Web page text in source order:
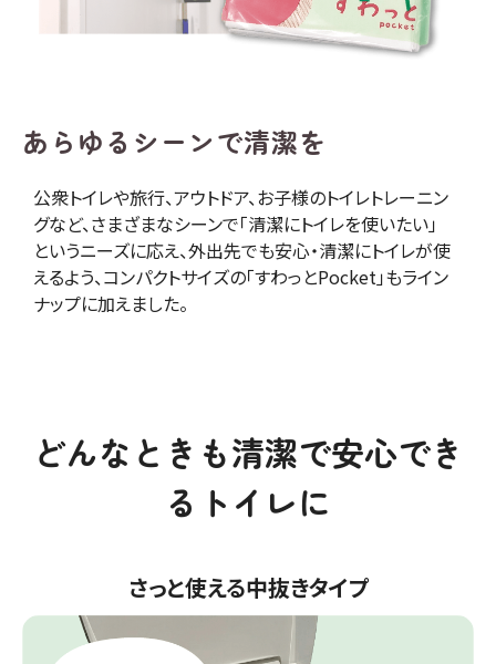
あらゆるシーンで清潔を
公衆トイレや旅行、アウトドア、お子様のトイレトレーニン
グなど、さまざまなシーンで「清潔にトイレを使いたい」
というニーズに応え、外出先でも安心・清潔にトイレが使
えるよう、コンパクトサイズの「すわっとPocket」もライン
ナップに加えました。
どんなときも清潔で安心でき
るトイレに
さっと使える中抜きタイプ